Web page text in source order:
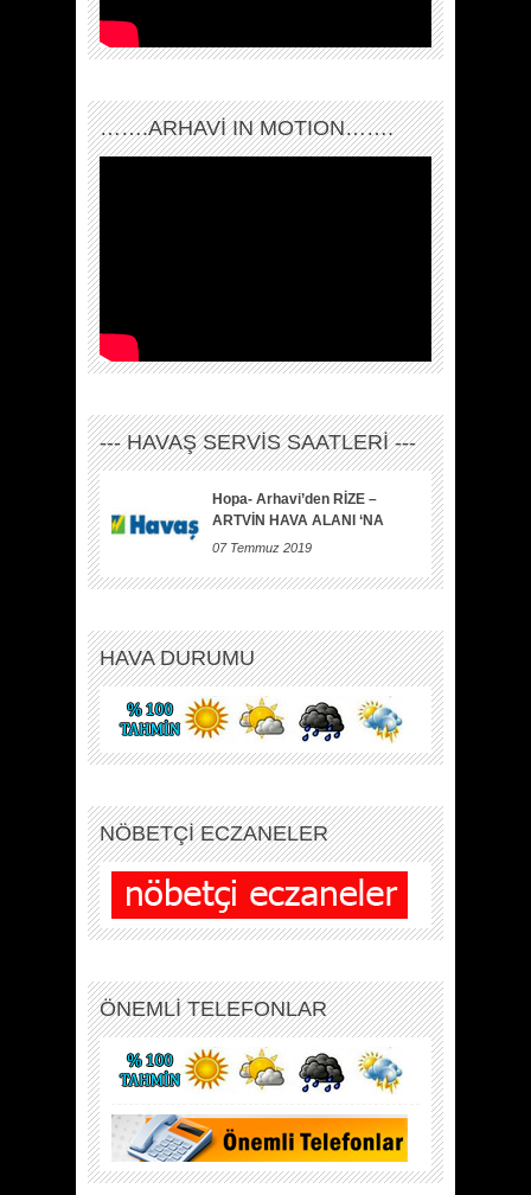
…….ARHAVI IN MOTION…….
--- HAVAŞ SERVİS SAATLERİ ---
Hopa- Arhavi’den RİZE –
ARTVİN HAVA ALANI ‘NA
07 Temmuz 2019
HAVA DURUMU
NÖBETÇİ ECZANELER
ÖNEMLİ TELEFONLAR